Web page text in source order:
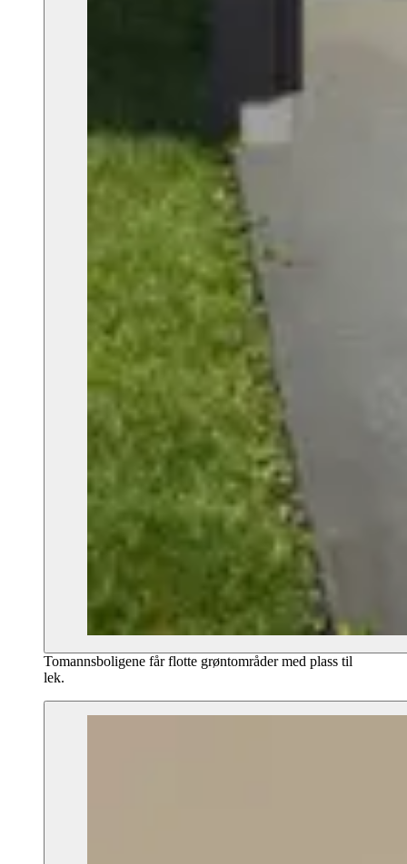
Tomannsboligene får flotte grøntområder med plass til
lek.